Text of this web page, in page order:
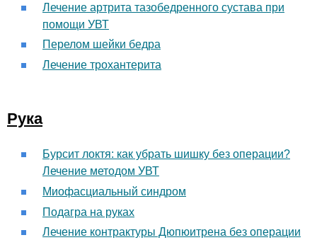
Лечение артрита тазобедренного сустава при
помощи УВТ
Перелом шейки бедра
Лечение трохантерита
Рука
Бурсит локтя: как убрать шишку без операции?
Лечение методом УВТ
Миофасциальный синдром
Подагра на руках
Лечение контрактуры Дюпюитрена без операции